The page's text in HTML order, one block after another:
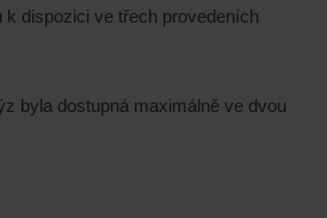
dispozici ve třech provedeních
byla dostupná maximálně ve dvou